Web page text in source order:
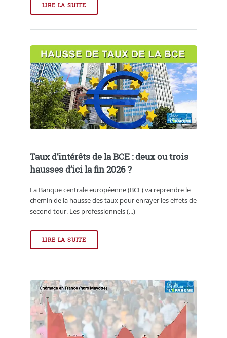
LIRE LA SUITE
Taux d’intérêts de la BCE : deux ou trois
hausses d’ici la fin 2026 ?
La Banque centrale européenne (BCE) va reprendre le
chemin de la hausse des taux pour enrayer les effets de
second tour. Les professionnels (...)
LIRE LA SUITE